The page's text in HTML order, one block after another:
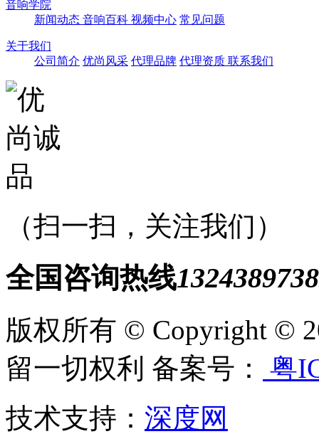
音响学院
新闻动态 音响百科 视频中心 常见问题
关于我们
公司简介 优尚风采 代理品牌 代理资质 联系我们
（扫一扫，关注我们）
全国咨询热线
版权所有 © Copyright ©
留一切权利 备案号：
粤
技术支持： 深度网